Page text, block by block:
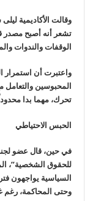
وقالت الأكاديمية
تشعر أنه أصبح مصدر
الوقفات والندوات
واعتبرت أن استمرار
المحبوسين والتعامل
تحرك، مهما بدا
الحبس الاحتياطي
في حين، قال عضو
للحقوق الشخصية”،
السياسية يواجهون
وحتى المحاكمة، رغم